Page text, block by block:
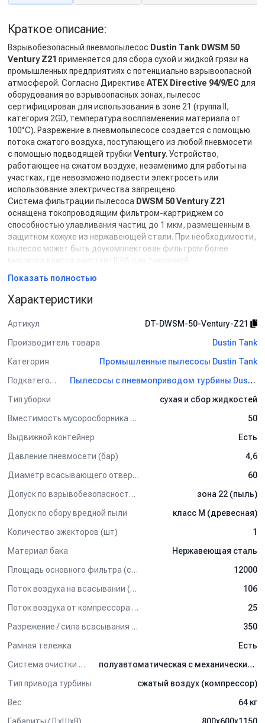
Краткое описание:
Взрывобезопасный пневмопылесос Dustin Tank DWSM 50
Ventury Z21 применяется для сбора сухой и жидкой грязи на
промышленных предприятиях с потенциально взрывоопасной
атмосферой. Согласно Директиве ATEX Directive 94/9/EC для
оборудования во взрывоопасных зонах, пылесос
сертифицирован для использования в зоне 21 (группа II,
категория 2GD, температура воспламенения материала от
100°C). Разрежение в пневмопылесосе создается с помощью
потока сжатого воздуха, поступающего из любой пневмосети
с помощью подводящей трубки Ventury. Устройство,
работающее на сжатом воздухе, незаменимо для работы на
участках, где невозможно подвести электросеть или
использование электричества запрещено.
Система фильтрации пылесоса DWSM 50 Ventury Z21
оснащена токопроводящим фильтром-картриджем со
способностью улавливания частиц до 1 мкм, размещенным в
защитном кожухе из нержавеющей стали. При необходимости,
пылесос может быть доукомплектован фильтром более
высокого класса очистки HEPA для токсичной
шейкер очистки фильтра позволяет поддерживать
продолжительность и эффективность работы фильтра путем
его высокочастотного вибрационного встряхивания и
обратной продувки воздуха. Система очистки фильтра
приводится в действие переключением выключателя.
ПылесосDWSM 50 Ventury Z21
обладает возможностью
фильтрующего комплекта. Смешанный мусор при проходе
через тангенциально расположенный патрубок попадает в
жидкие фракции. Сухие частицы улавливаются фильтром, в то
время как жидкая грязь скапливается на дне бака в пределах
Характерные преимущества:
- Токопроводящий бак из нержавеющей стали.
- Боковой входной патрубок для создания циклонного
- Полуавтоматический встряхиватель фильтра с
механическим управлением.
- Лоток для хранения аксессуаров.
- Одновременная уборка сухой и жидкой грязи.
Комплект поставки:
Номинальный диаметр входного патрубка – 60 мм.
- Полиэстеровый фильтр-картридж (1 мкм, класс M).
Дополнительные опции:
- Фильтр HEPA с эффективностью фильтрации 99,999% (0,18
мкм, класс H).
Применение:
Пневмопылесос для сухой и влажной уборки представляет
Показать полностью
Характеристики
Артикул
DT-DWSM-50-Ventury-Z21
Производитель товара
Dustin Tank
Категория
Промышленные пылесосы Dustin Tank
Подкатегория
Пылесосы с пневмоприводом турбины Dustin Tank
Тип уборки
сухая и сбор жидкостей
Вместимость мусоросборника (л)
50
Выдвижной контейнер
Есть
Давление пневмосети (бар)
4,6
Диаметр всасывающего отверстия (мм)
60
Допуск по взрывобезопасности (ATEX)
зона 22 (пыль)
Допуск по сбору вредной пыли
класс M (древесная)
Количество эжекторов (шт)
1
Материал бака
Нержавеющая сталь
Площадь основного фильтра (см2)
12000
Поток воздуха на всасывании (л/сек)
106
Поток воздуха от компрессора (л/сек)
25
Разрежение / сила всасывания (мбар)
350
Рамная тележка
Есть
Система очистки фильтра
полуавтоматическая с механическим управлением
Тип привода турбины
сжатый воздух (компрессор)
Вес
64 кг
Габариты (ДхШхВ)